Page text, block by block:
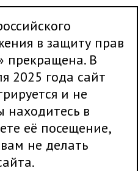
в защиту прав
прекращена. В
2025 года сайт
и не
находитесь в
её посещение,
не делать